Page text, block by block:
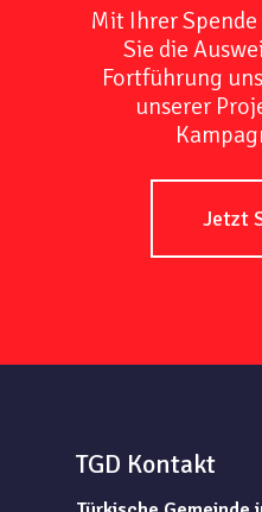
Mit Ihrer
Sie die
Fortführung
unserer
Jetzt
TGD Kontakt